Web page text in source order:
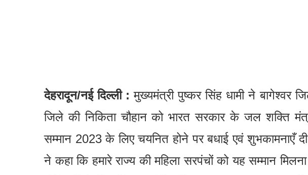
देहरादून/नई दिल्ली : मुख्यमंत्री पुष्कर सिंह धामी ने बागेश्वर
जिले की निकिता चौहान को भारत सरकार के जल शक्ति
सम्मान 2023 के लिए चयनित होने पर बधाई एवं शुभकामनाएँ
ने कहा कि हमारे राज्य की महिला सरपंचों को यह सम्मान